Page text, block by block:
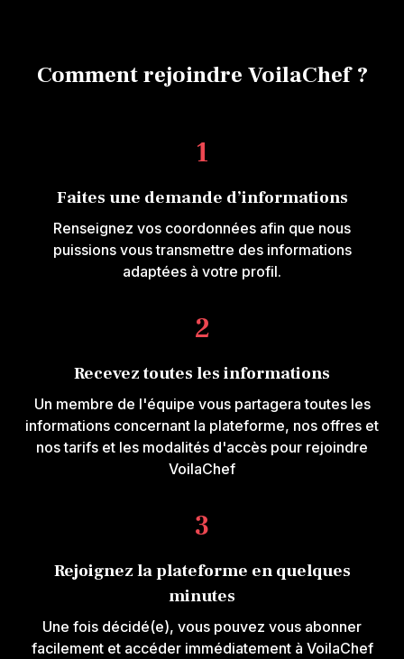
Comment rejoindre VoilaChef ?
1
Faites une demande d’informations
Renseignez vos coordonnées afin que nous
puissions vous transmettre des informations
adaptées à votre profil.
2
Recevez toutes les informations
Un membre de l'équipe vous partagera toutes les
informations concernant la plateforme, nos offres et
nos tarifs et les modalités d'accès pour rejoindre
VoilaChef
3
Rejoignez la plateforme en quelques
minutes
Une fois décidé(e), vous pouvez vous abonner
facilement et accéder immédiatement à VoilaChef
Envie d'en
membre de l'équipe